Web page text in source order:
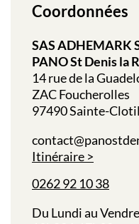
Coordonnées
SAS ADHEMARK
PANO St Denis la
14 rue de la
ZAC Foucherolles
97490 Sainte-
Itinéraire
0262 92 10 38
Du Lundi au